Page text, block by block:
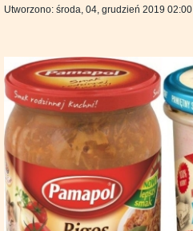
Utworzono: środa, 04, grudzień 2019 02:00